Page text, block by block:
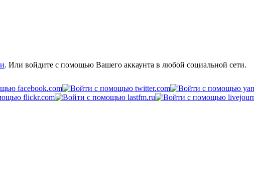
. Или войдите с помощью Вашего аккаунта в любой социальной сети.